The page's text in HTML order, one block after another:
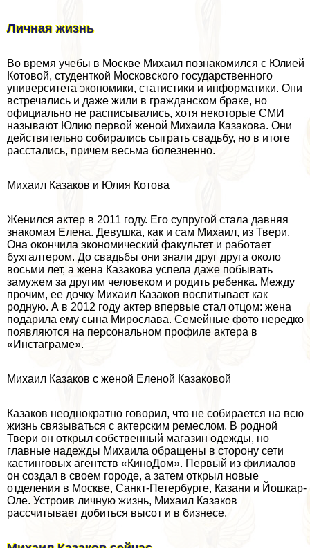
Личная жизнь
Во время учебы в Москве Михаил познакомился с Юлией
Котовой, студенткой Московского государственного
университета экономики, статистики и информатики. Они
встречались и даже жили в гражданском бpaке, но
официально не расписывались, хотя некоторые СМИ
называют Юлию первой женой Михаила Казакова. Они
действительно собирались сыграть свадьбу, но в итоге
расстались, причем весьма болезненно.
Михаил Казаков и Юлия Котова
Женился актер в 2011 году. Его супругой стала давняя
знакомая Елена. Девушка, как и сам Михаил, из Твери.
Она окончила экономический факультет и работает
бухгалтером. До свадьбы они знали друг друга около
восьми лет, а жена Казакова успела даже побывать
замужем за другим человеком и родить ребенка. Между
прочим, ее дочку Михаил Казаков воспитывает как
родную. А в 2012 году актер впервые стал отцом: жена
подарила ему сына Мирослава. Семейные фото нередко
появляются на персональном профиле актера в
«Инстаграме».
Михаил Казаков с женой Еленой Казаковой
Казаков неоднократно говорил, что не собирается на всю
жизнь связываться с актерским ремеслом. В родной
Твери он открыл собственный магазин одежды, но
главные надежды Михаила обращены в сторону сети
кастинговых агентств «КиноДом». Первый из филиалов
он создал в своем городе, а затем открыл новые
отделения в Москве, Санкт-Петербурге, Казани и Йошкар-
Оле. Устроив личную жизнь, Михаил Казаков
рассчитывает добиться высот и в бизнесе.